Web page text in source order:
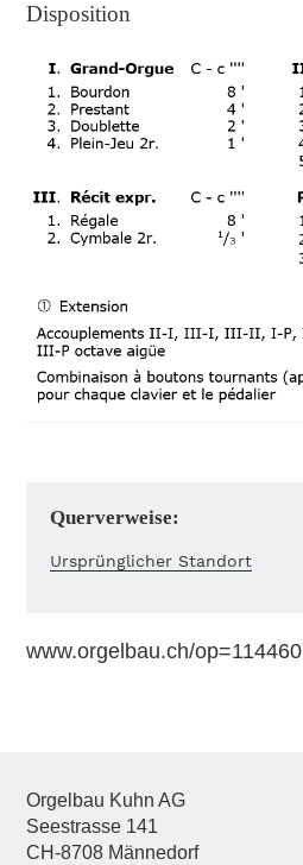
Disposition
Querverweise:
Ursprünglicher Standort
www.orgelbau.ch/op=114460
Orgelbau Kuhn AG
Seestrasse 141
CH-8708 Männedorf